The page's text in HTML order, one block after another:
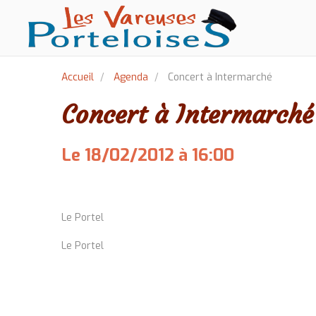
Accueil Agenda Concert à Intermarché
Concert à Intermarché
Le 18/02/2012 à 16:00
Le Portel
Le Portel